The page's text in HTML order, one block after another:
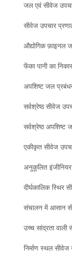
जल एवं सीवेज
सीवेज उपचार
औद्योगिक फ़ाइनल
फेंका पानी का
अपशिष्ट जल
सर्वश्रेष्ठ सीवेज
सर्वश्रेष्ठ
एकीकृत सीवेज
अनुकूलित
दीर्घकालिक स्थिर
संचालन में आसान
उच्च सांद्रता वाली
निर्माण स्थल सीवेज